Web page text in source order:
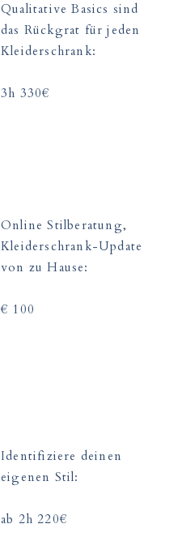
Qualitative Basics sind
das Rückgrat für jeden
Kleiderschrank:
3h 330€
Online Stilberatung,
Kleiderschrank-Update
von zu Hause:
€ 100
Identifiziere deinen
eigenen Stil:
ab 2h 220€